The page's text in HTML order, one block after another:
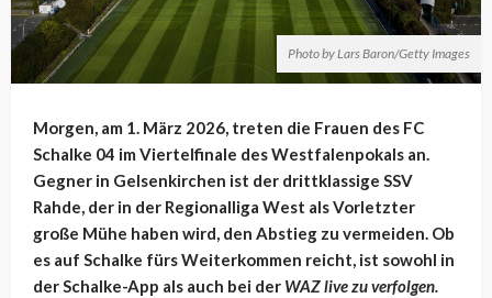
Photo by Lars Baron/Getty Images
Morgen, am 1. März 2026, treten die Frauen des FC
Schalke 04 im Viertelfinale des Westfalenpokals an.
Gegner in Gelsenkirchen ist der drittklassige SSV
Rahde, der in der Regionalliga West als Vorletzter
große Mühe haben wird, den Abstieg zu vermeiden. Ob
es auf Schalke fürs Weiterkommen reicht, ist sowohl in
der Schalke-App als auch bei der WAZ live zu verfolgen.